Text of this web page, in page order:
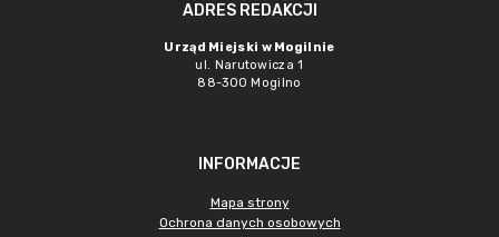
ADRES REDAKCJI
Urząd Miejski w Mogilnie
ul. Narutowicza 1
88-300 Mogilno
INFORMACJE
Mapa strony
Ochrona danych osobowych